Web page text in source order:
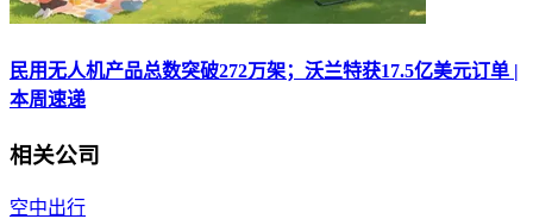
民用无人机产品总数突破272万架；沃兰特获17.5亿美元订单 |
本周速递
相关公司
空中出行